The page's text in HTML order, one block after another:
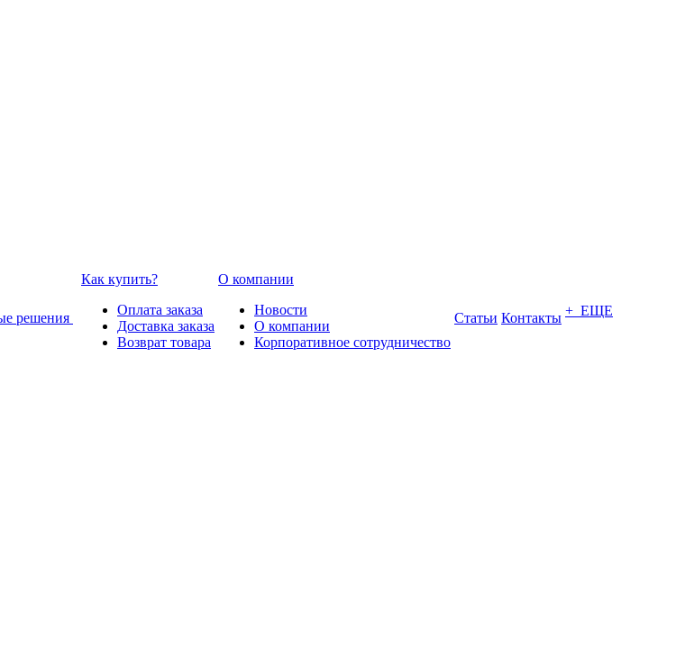
решения
Как купить?
Оплата заказа
Доставка заказа
Возврат товара
О компании
Новости
О компании
Корпоративное сотрудничество
Статьи Контакты + ЕЩЕ